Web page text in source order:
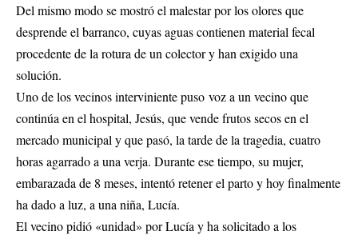
Del mismo modo se mostró el malestar por los olores que
desprende el barranco, cuyas aguas contienen material fecal
procedente de la rotura de un colector y han exigido una
solución.
Uno de los vecinos interviniente puso voz a un vecino que
continúa en el hospital, Jesús, que vende frutos secos en el
mercado municipal y que pasó, la tarde de la tragedia, cuatro
horas agarrado a una verja. Durante ese tiempo, su mujer,
embarazada de 8 meses, intentó retener el parto y hoy finalmente
ha dado a luz, a una niña, Lucía.
El vecino pidió «unidad» por Lucía y ha solicitado a los